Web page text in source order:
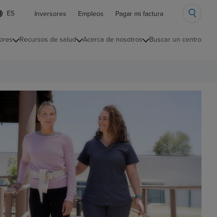
Inversores Empleos Pagar mi factura
Recursos de salud Acerca de nosotros Buscar un centro